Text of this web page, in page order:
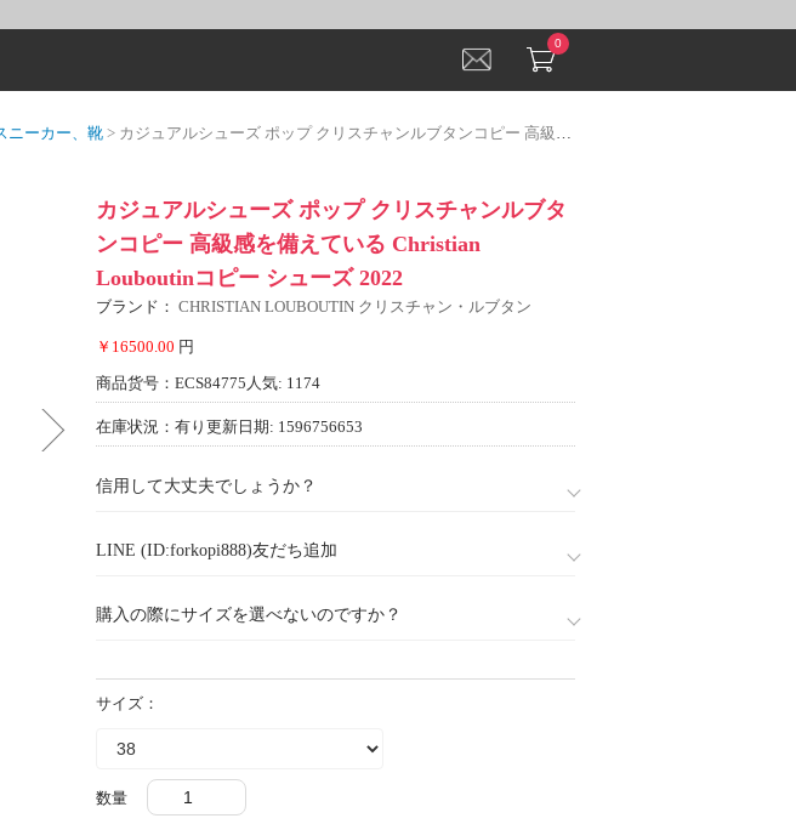
0
ニーカー、靴> カジュアルシューズ ポップ クリスチャンルブタンコピー 高級感を備えている Christian Louboutinコピー シューズ 2022
カジュアルシューズ ポップ クリスチャンルブタ
ンコピー 高級感を備えている Christian
Louboutinコピー シューズ 2022
ブランド： CHRISTIAN LOUBOUTIN クリスチャン・ルブタン
￥16500.00 円
商品货号：ECS84775 人気: 1174
在庫状況：有り 更新日期: 1596756653
信用して大丈夫でしょうか？
LINE (ID:forkopi888)友だち追加
購入の際にサイズを選べないのですか？
サイズ：
数量